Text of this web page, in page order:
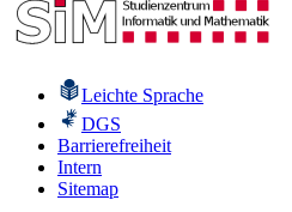
Leichte Sprache
DGS
Barrierefreiheit
Intern
Sitemap